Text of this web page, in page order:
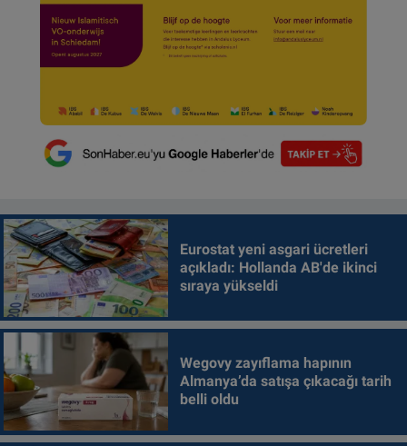
Eurostat yeni asgari ücretleri
açıkladı: Hollanda AB'de ikinci
sıraya yükseldi
Wegovy zayıflama hapının
Almanya’da satışa çıkacağı tarih
belli oldu